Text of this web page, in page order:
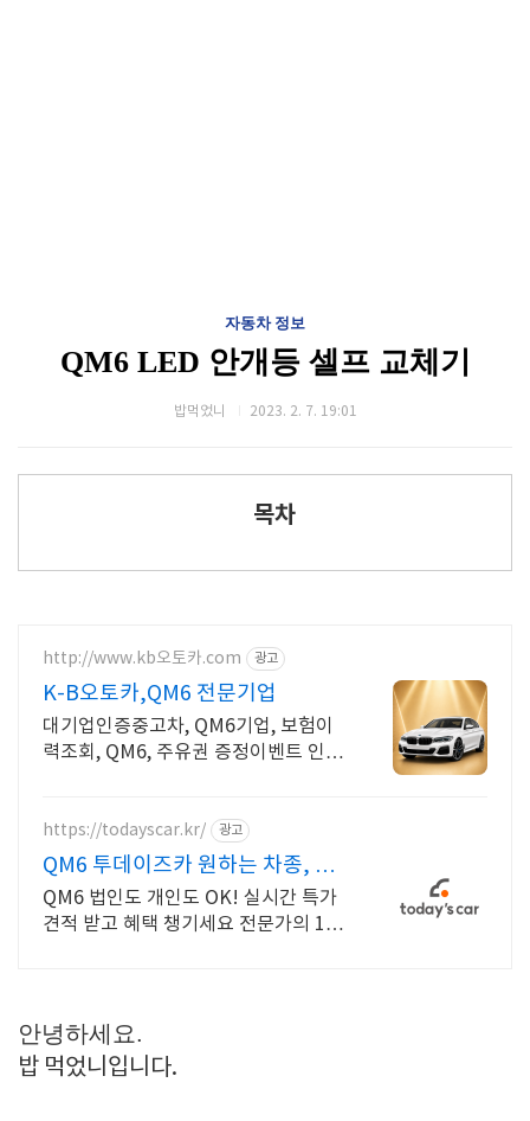
자동차 정보
QM6 LED 안개등 셀프 교체기
밥먹었니 2023. 2. 7. 19:01
목차
http://www.kb오토카.com 광고
K-B오토카,QM6 전문기업
대기업인증중고차, QM6기업, 보험이
력조회, QM6, 주유권 증정이벤트 인증
산연동
https://todayscar.kr/ 광고
QM6 투데이즈카 원하는 차종, 원
하는 조건
QM6 법인도 개인도 OK! 실시간 특가
견적 받고 혜택 챙기세요 전문가의 1:1
안녕하세요.
밥 먹었니입니다.